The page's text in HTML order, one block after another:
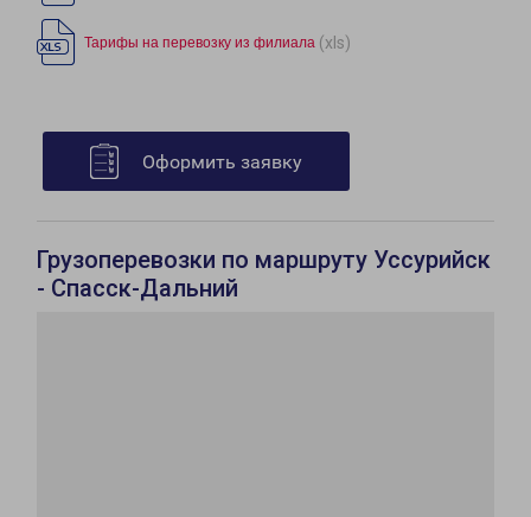
Тарифы на перевозку из филиала (xls)
Оформить заявку
Грузоперевозки по маршруту Уссурийск
- Спасск-Дальний